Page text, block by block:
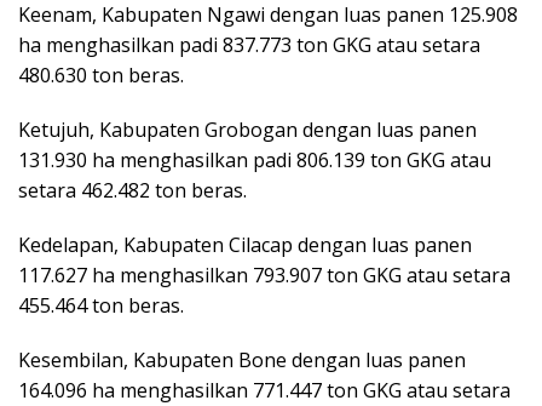
Keenam, Kabupaten Ngawi dengan luas panen 125.908
ha menghasilkan padi 837.773 ton GKG atau setara
480.630 ton beras.
Ketujuh, Kabupaten Grobogan dengan luas panen
131.930 ha menghasilkan padi 806.139 ton GKG atau
setara 462.482 ton beras.
Kedelapan, Kabupaten Cilacap dengan luas panen
117.627 ha menghasilkan 793.907 ton GKG atau setara
455.464 ton beras.
Kesembilan, Kabupaten Bone dengan luas panen
164.096 ha menghasilkan 771.447 ton GKG atau setara